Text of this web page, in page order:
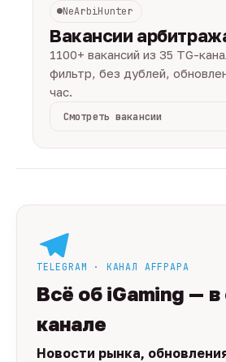
NeArbiHunter
Вакансии
1100+ вакансий из 35 TG-
фильтр, без дублей,
час.
Смотреть вакансии
TELEGRAM · КАНАЛ AFFPAPA
Всё об iGaming —
канале
Новости рынка,